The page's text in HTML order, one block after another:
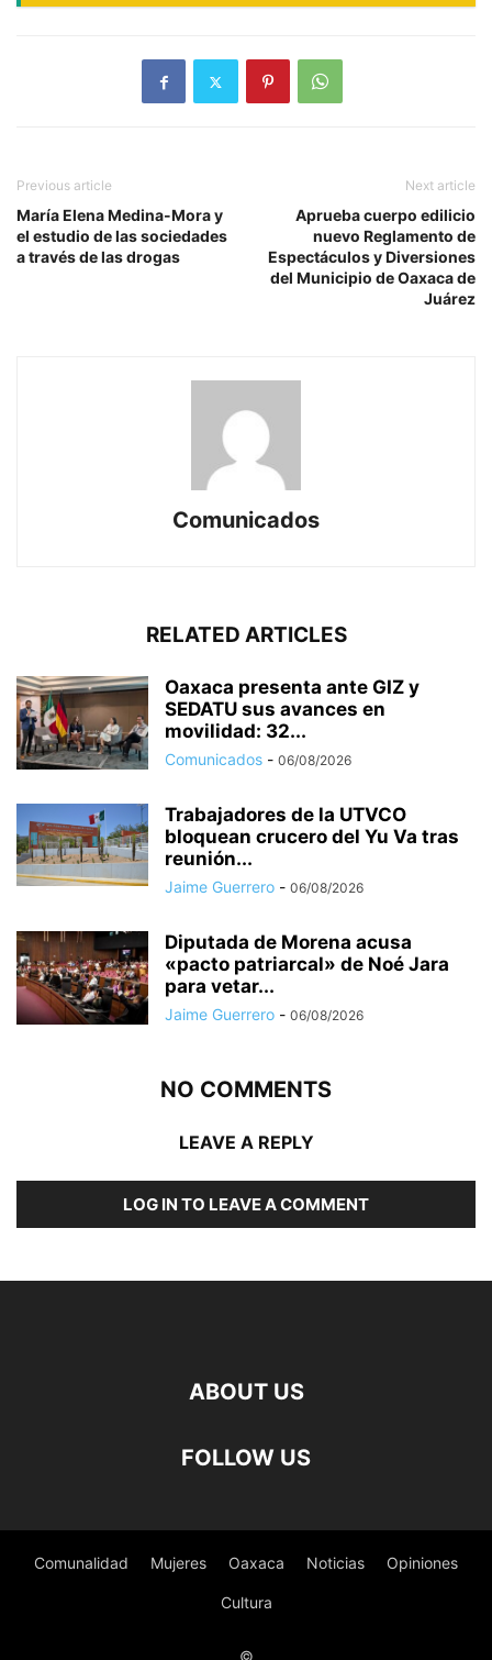
Previous article
María Elena Medina-Mora y
el estudio de las sociedades
a través de las drogas
Next article
Aprueba cuerpo edilicio
nuevo Reglamento de
Espectáculos y Diversiones
del Municipio de Oaxaca de
Juárez
Comunicados
RELATED ARTICLES
Oaxaca presenta ante GIZ y
SEDATU sus avances en
movilidad: 32...
Comunicados - 06/08/2026
Trabajadores de la UTVCO
bloquean crucero del Yu Va tras
reunión...
Jaime Guerrero - 06/08/2026
Diputada de Morena acusa
«pacto patriarcal» de Noé Jara
para vetar...
Jaime Guerrero - 06/08/2026
NO COMMENTS
LEAVE A REPLY
LOG IN TO LEAVE A COMMENT
ABOUT US
FOLLOW US
Comunalidad Mujeres Oaxaca Noticias Opiniones
Cultura